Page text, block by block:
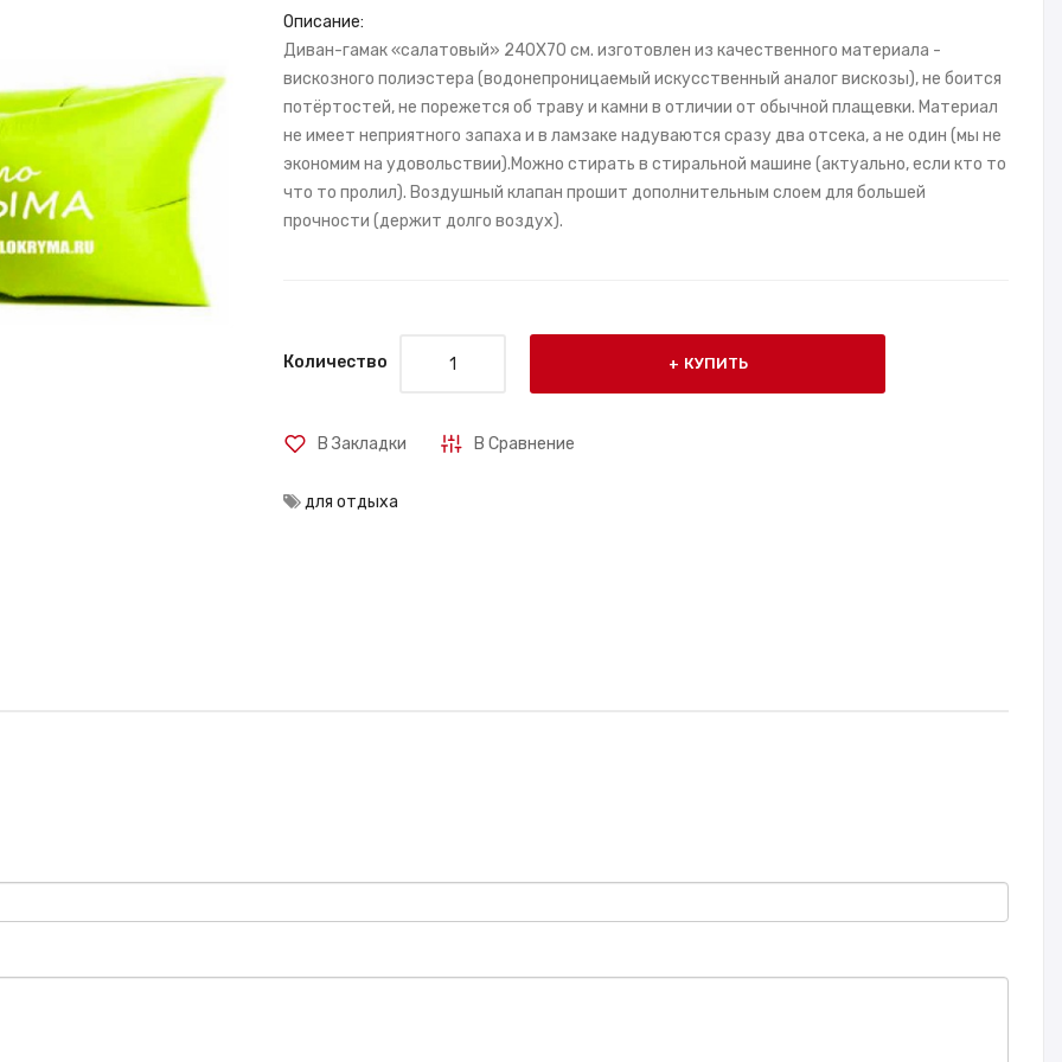
Описание:
Диван-гамак «салатовый» 240X70 см. изготовлен из качественного материала -
вискозного полиэстера (водонепроницаемый искусственный аналог вискозы), не боится
потёртостей, не порежется об траву и камни в отличии от обычной плащевки. Материал
не имеет неприятного запаха и в ламзаке надуваются сразу два отсека, а не один (мы не
экономим на удовольствии).Можно стирать в стиральной машине (актуально, если кто то
что то пролил). Воздушный клапан прошит дополнительным слоем для большей
прочности (держит долго воздух).
Количество КУПИТЬ
В Закладки В Сравнение
для отдыха